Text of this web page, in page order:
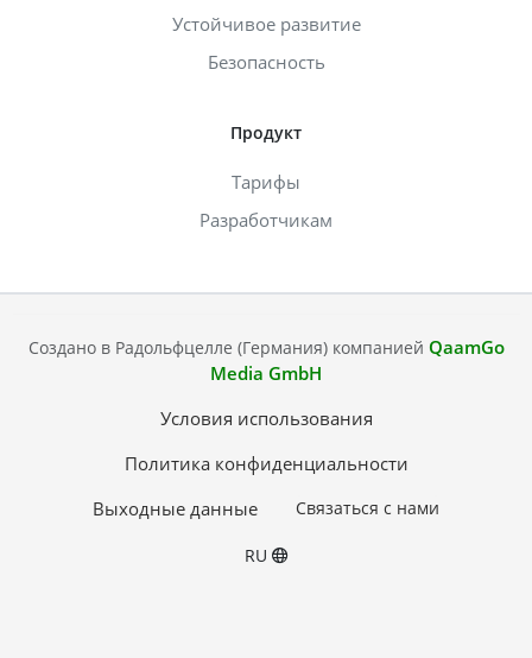
Устойчивое развитие
Безопасность
Продукт
Тарифы
Разработчикам
Создано в Радольфцелле (Германия) компанией QaamGo
Media GmbH
Условия использования
Политика конфиденциальности
Выходные данные
Связаться с нами
RU